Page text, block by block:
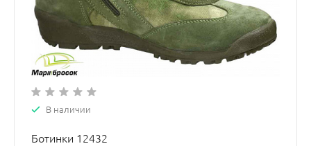
В наличии
Ботинки 12432